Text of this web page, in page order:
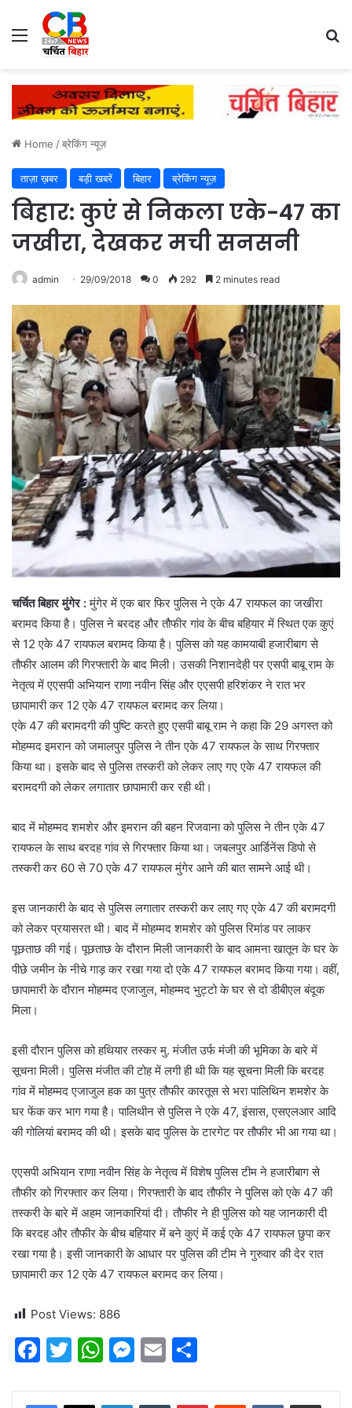
Menu
Home /ब्रेकिंग न्यूज़
ताज़ा ख़बर बड़ी खबरें बिहार ब्रेकिंग न्यूज़
बिहार: कुएं से निकला एके-47 का
जखीरा, देखकर मची सनसनी
admin 29/09/2018 0 292 2 minutes read
चर्चित बिहार मुंगेर :मुंगेर में एक बार फिर पुलिस ने एके 47 रायफल का जखीरा
बरामद किया है। पुलिस ने बरदह और तौफीर गांव के बीच बहियार में स्थित एक कुएं
से 12 एके 47 रायफल बरामद किया है। पुलिस को यह कामयाबी हजारीबाग से
तौफीर आलम की गिरफ्तारी के बाद मिली। उसकी निशानदेही पर एसपी बाबू राम के
नेतृत्व में एएसपी अभियान राणा नवीन सिंह और एएसपी हरिशंकर ने रात भर
छापामारी कर 12 एके 47 रायफल बरामद कर लिया।
एके 47 की बरामदगी की पुष्टि करते हुए एसपी बाबू राम ने कहा कि 29 अगस्त को
मोहम्मद इमरान को जमालपुर पुलिस ने तीन एके 47 रायफल के साथ गिरफ्तार
किया था। इसके बाद से पुलिस तस्करी को लेकर लाए गए एके 47 रायफल की
बरामदगी को लेकर लगातार छापामारी कर रही थी।
बाद में मोहम्मद शमशेर और इमरान की बहन रिजवाना को पुलिस ने तीन एके 47
रायफल के साथ बरदह गांव से गिरफ्तार किया था। जबलपुर आर्डिनेंस डिपो से
तस्करी कर 60 से 70 एके 47 रायफल मुंगेर आने की बात सामने आई थी।
इस जानकारी के बाद से पुलिस लगातार तस्करी कर लाए गए एके 47 की बरामदगी
को लेकर प्रयासरत थी। बाद में मोहम्मद शमशेर को पुलिस रिमांड पर लाकर
पूछताछ की गई। पूछताछ के दौरान मिली जानकारी के बाद आमना खातून के घर के
पीछे जमीन के नीचे गाड़ कर रखा गया दो एके 47 रायफल बरामद किया गया। वहीं,
छापामारी के दौरान मोहम्मद एजाजुल, मोहम्मद भुट्टो के घर से दो डीबीएल बंदूक
मिला।
इसी दौरान पुलिस को हथियार तस्कर मु. मंजीत उर्फ मंजी की भूमिका के बारे में
सूचना मिली। पुलिस मंजीत की टोह में लगी ही थी कि यह सूचना मिली कि बरदह
गांव में मोहम्मद एजाजुल हक का पुत्र तौफीर कारतूस से भरा पालिथिन शमशेर के
घर फेंक कर भाग गया है। पालिथीन से पुलिस ने एके 47, इंसास, एसएलआर आदि
की गोलियां बरामद की थी। इसके बाद पुलिस के टारगेट पर तौफीर भी आ गया था।
एएसपी अभियान राणा नवीन सिंह के नेतृत्व में विशेष पुलिस टीम ने हजारीबाग से
तौफीर को गिरफ्तार कर लिया। गिरफ्तारी के बाद तौफीर ने पुलिस को एके 47 की
तस्करी के बारे में अहम जानकारियां दी। तौफीर ने ही पुलिस को यह जानकारी दी
कि बरदह और तौफीर के बीच बहियार में बने कुएं में कई एके 47 रायफल छुपा कर
रखा गया है। इसी जानकारी के आधार पर पुलिस की टीम ने गुरुवार की देर रात
छापामारी कर 12 एके 47 रायफल बरामद कर लिया।
Post Views: 886
F
c
T
itt
W
at
M
s
E
ai ar
LinkedInTumblr PinterestReddit VKontakteShare via Email